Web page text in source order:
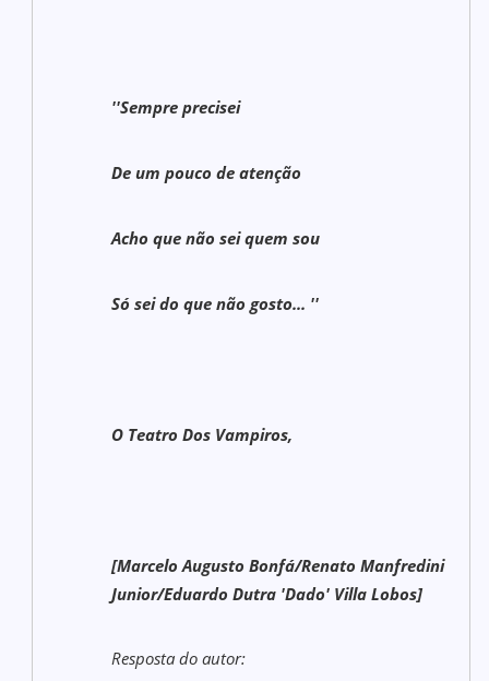
''Sempre precisei
De um pouco de atenção
Acho que não sei quem sou
Só sei do que não gosto... ''
O Teatro Dos Vampiros,
[Marcelo Augusto Bonfá/Renato Manfredini
Junior/Eduardo Dutra 'Dado' Villa Lobos]
Resposta do autor: